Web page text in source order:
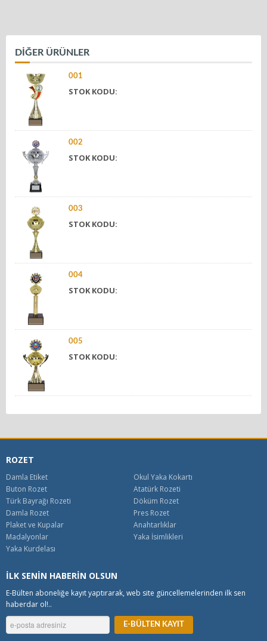
DİĞER ÜRÜNLER
001
STOK KODU:
002
STOK KODU:
003
STOK KODU:
004
STOK KODU:
005
STOK KODU:
ROZET
Damla Etiket
Okul Yaka Kokartı
Buton Rozet
Atatürk Rozeti
Türk Bayrağı Rozeti
Döküm Rozet
Damla Rozet
Pres Rozet
Plaket ve Kupalar
Anahtarlıklar
Madalyonlar
Yaka İsimlikleri
Yaka Kurdelası
İLK SENİN HABERİN OLSUN
E-Bülten aboneliğe kayıt yaptırarak, web site güncellemelerinden ilk sen
haberdar ol!..